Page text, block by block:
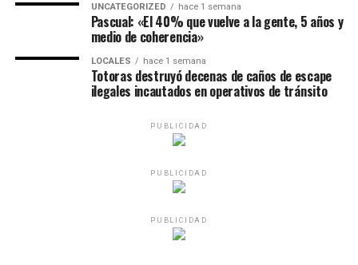
UNCATEGORIZED hace 1 semana
Pascual: «El 40% que vuelve a la gente, 5 años y
medio de coherencia»
LOCALES hace 1 semana
Totoras destruyó decenas de caños de escape
ilegales incautados en operativos de tránsito
PUBLICIDAD
PUBLICIDAD
PUBLICIDAD